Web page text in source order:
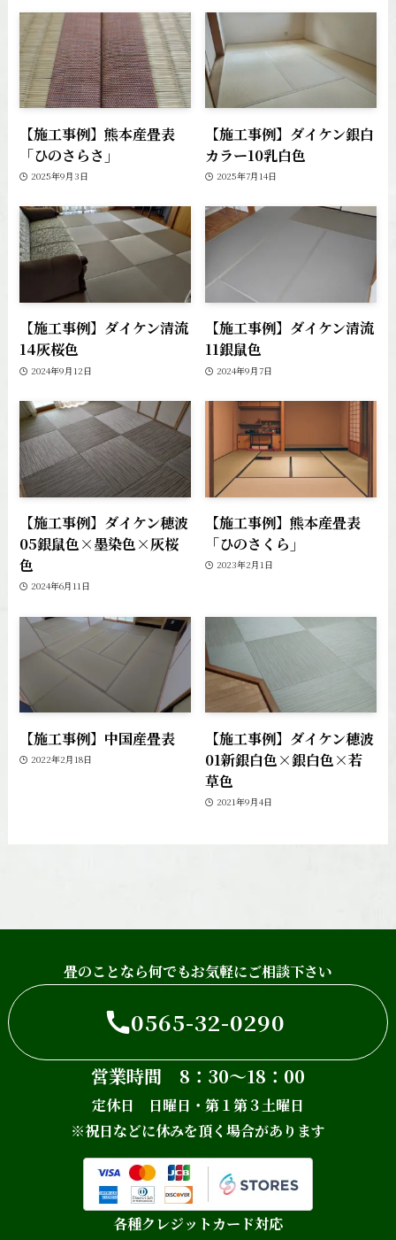
【施工事例】熊本産畳表
「ひのさらさ」
2025年9月3日
【施工事例】ダイケン銀白
カラー10乳白色
2025年7月14日
【施工事例】ダイケン清流
14灰桜色
2024年9月12日
【施工事例】ダイケン清流
11銀鼠色
2024年9月7日
【施工事例】ダイケン穂波
05銀鼠色×墨染色×灰桜
色
2024年6月11日
【施工事例】熊本産畳表
「ひのさくら」
2023年2月1日
【施工事例】中国産畳表
2022年2月18日
【施工事例】ダイケン穂波
01新銀白色×銀白色×若
草色
2021年9月4日
畳のことなら何でもお気軽にご相談下さい
0565-32-0290
営業時間 8：30～18：00
定休日 日曜日・第１第３土曜日
※祝日などに休みを頂く場合があります
各種クレジットカード対応